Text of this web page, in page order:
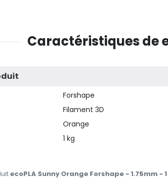
Caractéristiques de
Forshape
Filament 3D
Orange
1 kg
ecoPLA Sunny Orange Forshape - 1.75mm -